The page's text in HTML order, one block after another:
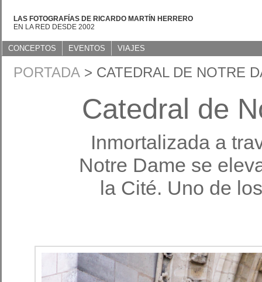
LAS FOTOGRAFÍAS DE RICARDO MARTÍN HERRERO
EN LA RED DESDE 2002
CONCEPTOS EVENTOS VIAJES
PORTADA > CATEDRAL DE NOTRE
Catedral de
Inmortalizada a
Notre Dame se
la Cité. Uno de